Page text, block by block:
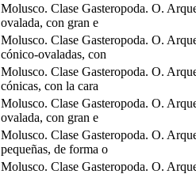
Molusco. Clase Gasteropoda. O.
ovalada, con gran e
Molusco. Clase Gasteropoda. O.
cónico-ovaladas, con
Molusco. Clase Gasteropoda. O.
cónicas, con la cara
Molusco. Clase Gasteropoda. O.
ovalada, con gran e
Molusco. Clase Gasteropoda. O.
pequeñas, de forma o
Molusco. Clase Gasteropoda. O.